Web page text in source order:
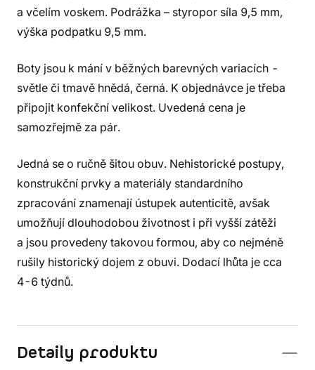
a včelím voskem. Podrážka – styropor síla 9,5 mm,
výška podpatku 9,5 mm.
Boty jsou k mání v běžných barevných variacích -
světle či tmavě hnědá, černá. K objednávce je třeba
připojit konfekční velikost. Uvedená cena je
samozřejmě za pár.
Jedná se o ručně šitou obuv. Nehistorické postupy,
konstrukční prvky a materiály standardního
zpracování znamenají ústupek autenticitě, avšak
umožňují dlouhodobou životnost i při vyšší zátěži
a jsou provedeny takovou formou, aby co nejméně
rušily historický dojem z obuvi. Dodací lhůta je cca
4-6 týdnů.
Detaily produktu